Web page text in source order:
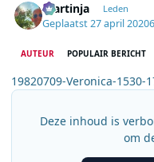
martinja Leden
Geplaatst27 april 2020
AUTEUR POPULAIR BERICHT
19820709-Veronica-1530-
Deze inhoud is
om